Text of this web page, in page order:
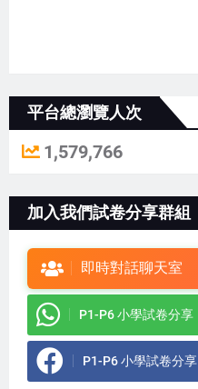
平台總瀏覽人次
1,579,766
加入我們試卷分享群組
即時對話聊天室
P1-P6 小學試卷分享
P1-P6 小學試卷分享